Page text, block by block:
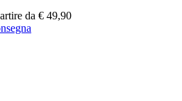
da € 49,90